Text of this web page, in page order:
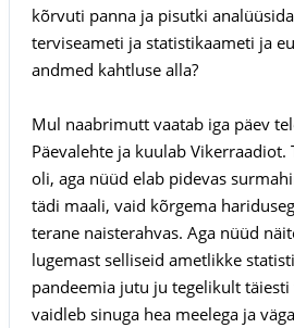
kõrvuti panna ja pisutki
terviseameti ja statistikaameti ja
andmed kahtluse alla?
Mul naabrimutt vaatab iga päev
Päevalehte ja kuulab
oli, aga nüüd elab pidevas
tädi maali, vaid kõrgema
terane naisterahvas. Aga nüüd
lugemast selliseid ametlikke
pandeemia jutu ju tegelikult täiesti
vaidleb sinuga hea meelega ja